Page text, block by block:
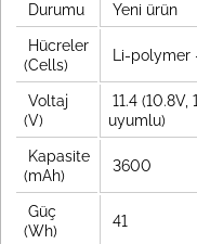
Durumu Yeni ürün
Hücreler
(Cells)
Li-polymer
Voltaj
(V)
11.4 (10.8V,
uyumlu)
Kapasite
(mAh)
3600
Güç
(Wh)
41